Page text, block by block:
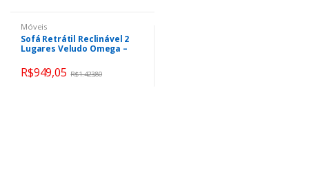
Móveis
Sofá Retrátil Reclinável 2
Lugares Veludo Omega –
R$949,05 R$1.423,80